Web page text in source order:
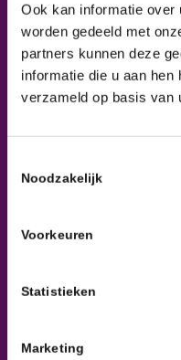
Ook kan informatie over
worden gedeeld met
partners kunnen deze
informatie die u aan
verzameld op basis van
Noodzakelijk
Voorkeuren
Statistieken
Marketing
Inclusief Groep
Inclusief Groep,
Industrieweg 47